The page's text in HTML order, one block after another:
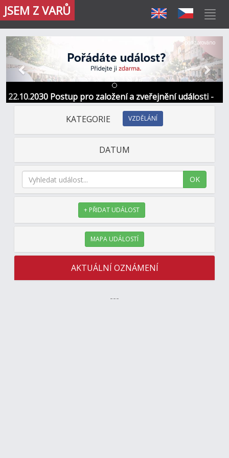
JSEM Z VARŮ
22.10.2030 Postup pro založení a zveřejnění události -
Informace / kontakt
Předchozí Další
Sponzorováno
KATEGORIE VZDĚLÁNÍ
DATUM
OK
+ PŘIDAT UDÁLOST
MAPA UDÁLOSTÍ
AKTUÁLNÍ OZNÁMENÍ
---